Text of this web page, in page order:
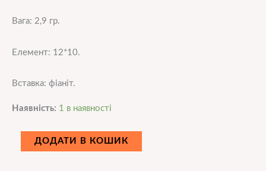
Вага: 2,9 гр.
Елемент: 12*10.
Вставка: фіаніт.
Наявність: 1 в наявності
ДОДАТИ В КОШИК